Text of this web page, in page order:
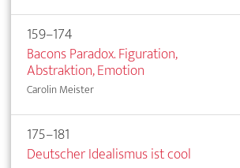
159–174
Bacons Paradox. Figuration,
Abstraktion, Emotion
Carolin Meister
175–181
Deutscher Idealismus ist cool